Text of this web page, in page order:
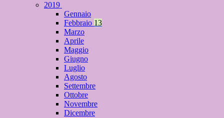
2019
Gennaio
Febbraio 13
Marzo
Aprile
Maggio
Giugno
Luglio
Agosto
Settembre
Ottobre
Novembre
Dicembre